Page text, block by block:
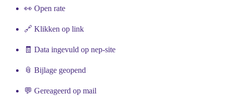
👀 Open rate
🔗 Klikken op link
🧾 Data ingevuld op nep-site
📎 Bijlage geopend
💬 Gereageerd op mail